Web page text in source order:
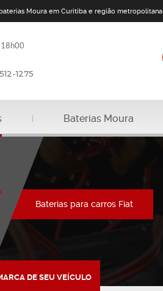
Moura em Curitiba e região metropolitana
18h00
1275
Baterias Moura
Baterias para carros Fiat
DE SEU VEÍCULO